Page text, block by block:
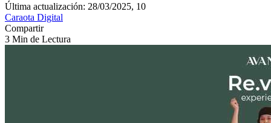
Última actualización: 28/03/2025, 10
Caraota Digital
Compartir
3 Min de Lectura